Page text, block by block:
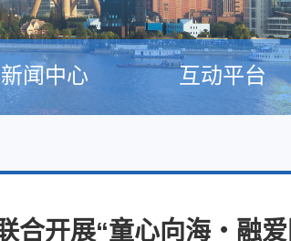
新闻中心 互动平台
合开展“童心向海・融